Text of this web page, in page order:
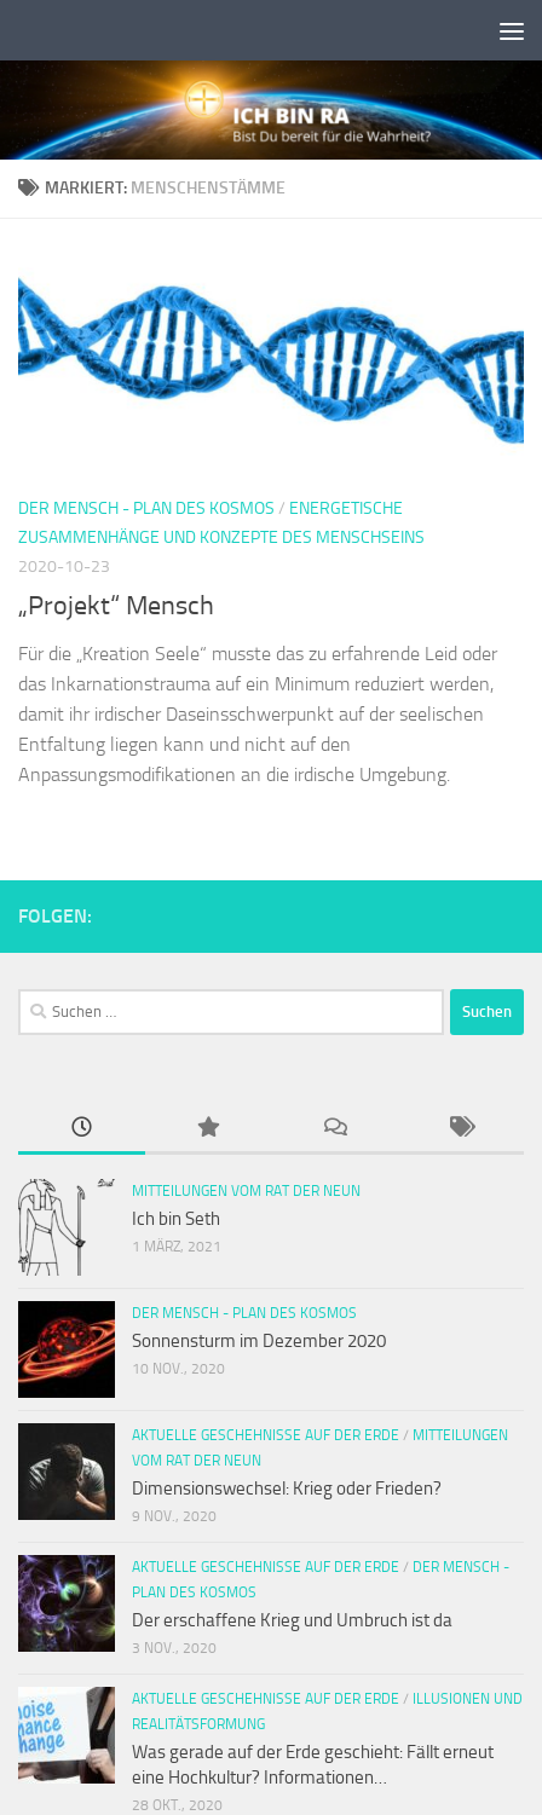
MARKIERT: MENSCHENSTÄMME
DER MENSCH - PLAN DES KOSMOS / ENERGETISCHE
ZUSAMMENHÄNGE UND KONZEPTE DES MENSCHSEINS
2020-10-23
„Projekt“ Mensch
Für die „Kreation Seele“ musste das zu erfahrende Leid oder
das Inkarnationstrauma auf ein Minimum reduziert werden,
damit ihr irdischer Daseinsschwerpunkt auf der seelischen
Entfaltung liegen kann und nicht auf den
Anpassungsmodifikationen an die irdische Umgebung.
FOLGEN:
Suchen
nach:
MITTEILUNGEN VOM RAT DER NEUN
Ich bin Seth
1 MÄRZ, 2021
DER MENSCH - PLAN DES KOSMOS
Sonnensturm im Dezember 2020
10 NOV., 2020
AKTUELLE GESCHEHNISSE AUF DER ERDE / MITTEILUNGEN
VOM RAT DER NEUN
Dimensionswechsel: Krieg oder Frieden?
9 NOV., 2020
AKTUELLE GESCHEHNISSE AUF DER ERDE / DER MENSCH -
PLAN DES KOSMOS
Der erschaffene Krieg und Umbruch ist da
3 NOV., 2020
AKTUELLE GESCHEHNISSE AUF DER ERDE /
ILLUSIONEN UND
REALITÄTSFORMUNG
Was gerade auf der Erde geschieht: Fällt erneut
eine Hochkultur? Informationen…
28 OKT., 2020